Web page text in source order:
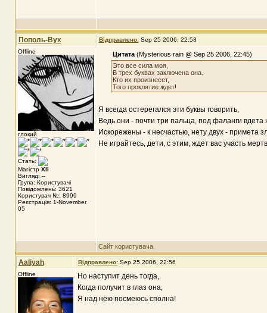
Пополь-Вух Відправлено: Sep 25 2006, 22:53
Offline
глокий
Стать:
Магістр XII
Вигляд: --
Група: Користувачі
Повідомлень: 3621
Користувач №: 8999
Реєстрація: 1-November
05
Цитата(Mysterious rain @ Sep 25 2006, 22:45)
Это все сила моя,
В трех буквах заключена она.
Кто их произнесет,
Того проклятие ждет!
Я всегда остерегался эти буквы говорить,
Ведь они - почти три пальца, под фаланги вдета
Искорежены - к несчастью, нету двух - примета
Не играйтесь, дети, с этим, ждет вас участь
Сайт користувача
Aaliyah Відправлено: Sep 25 2006, 22:56
Offline
Но наступит день тогда,
Когда получит в глаз она,
Я над нею посмеюсь сполна!